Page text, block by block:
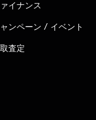
イナンス
ンペーン / イベント
査定